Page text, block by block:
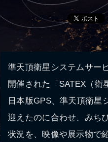
準天頂衛星システムサー
開催された「SATEX（衛
日本版GPS、準天頂衛星
迎えたのに合わせ、みち
状況を、映像や展示物で